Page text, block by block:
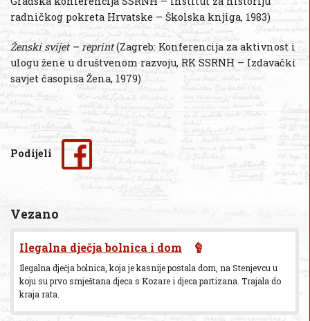
radničkog pokreta Hrvatske – Školska knjiga, 1983)
Ženski svijet – reprint(Zagreb: Konferencija za aktivnost i
ulogu žene u društvenom razvoju, RK SSRNH – Izdavački
savjet časopisa Žena, 1979)
Podijeli
Vezano
Ilegalna dječja bolnica i dom
Ilegalna dječja bolnica, koja je kasnije postala dom, na Stenjevcu u
koju su prvo smještana djeca s Kozare i djeca partizana. Trajala do
kraja rata.